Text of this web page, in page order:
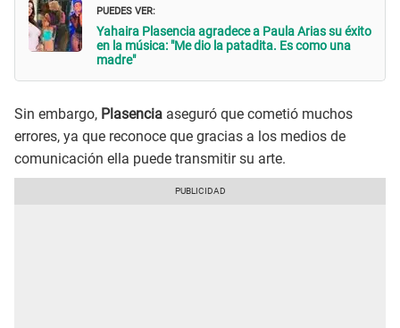
PUEDES VER:
Yahaira Plasencia agradece a Paula Arias su éxito
en la música: "Me dio la patadita. Es como una
madre"
Sin embargo, Plasencia aseguró que cometió muchos
errores, ya que reconoce que gracias a los medios de
comunicación ella puede transmitir su arte.